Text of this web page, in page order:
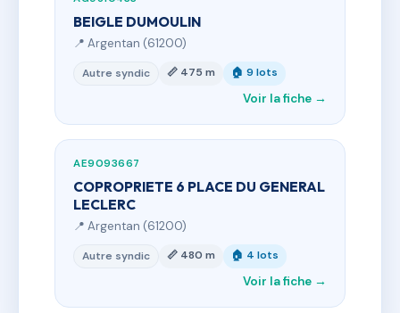
BEIGLE DUMOULIN
📍 Argentan (61200)
Autre syndic 📏 475 m 🏠 9 lots
Voir la fiche →
AE9093667
COPROPRIETE 6 PLACE DU GENERAL
LECLERC
📍 Argentan (61200)
Autre syndic 📏 480 m 🏠 4 lots
Voir la fiche →